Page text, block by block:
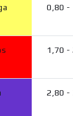
0,80 -
1,70 -
2,80 -